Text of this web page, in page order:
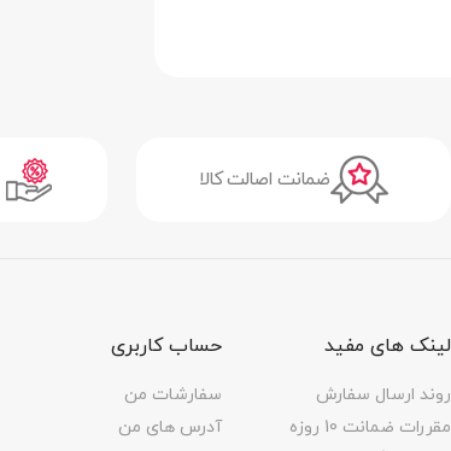
ضمانت اصالت کالا
لینک های مفید
روند ارسال سفارش
مقررات ضمانت 10 روزه
حساب کاربری
سفارشات من
آدرس های من